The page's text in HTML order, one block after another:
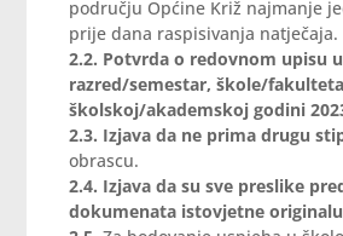
području Općine Križ najmanje
prije dana raspisivanja natječaja.
2.2. Potvrda o redovnom upisu u
razred/semestar, škole/
školskoj/akademskoj godini
2.3. Izjava da ne prima drugu
obrascu.
2.4. Izjava da su sve preslike
dokumenata istovjetne